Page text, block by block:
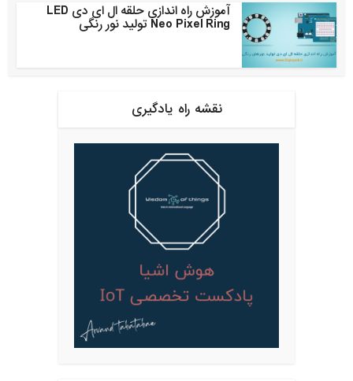
آموزش راه اندازی حلقه ال ای دی LED
Neo Pixel Ring تولید نور رنگی
نقشه راه یادگیری